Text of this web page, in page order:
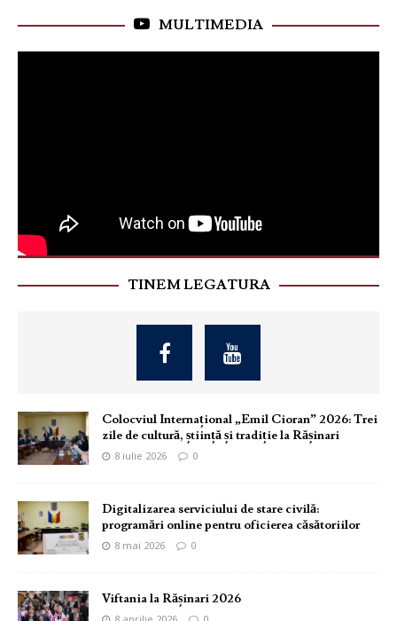
MULTIMEDIA
TINEM LEGATURA
Colocviul Internațional „Emil Cioran” 2026: Trei
zile de cultură, știință și tradiție la Rășinari
8 iulie 2026 0
Digitalizarea serviciului de stare civilă:
programări online pentru oficierea căsătoriilor
8 mai 2026 0
Viftania la Rășinari 2026